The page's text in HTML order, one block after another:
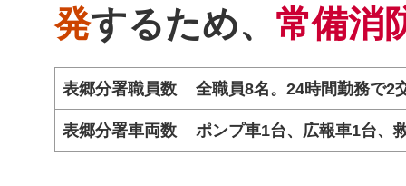
発するため、 常備消
表郷分署職員数 全職員8名。24時間勤務で2
表郷分署車両数 ポンプ車1台、広報車1台、